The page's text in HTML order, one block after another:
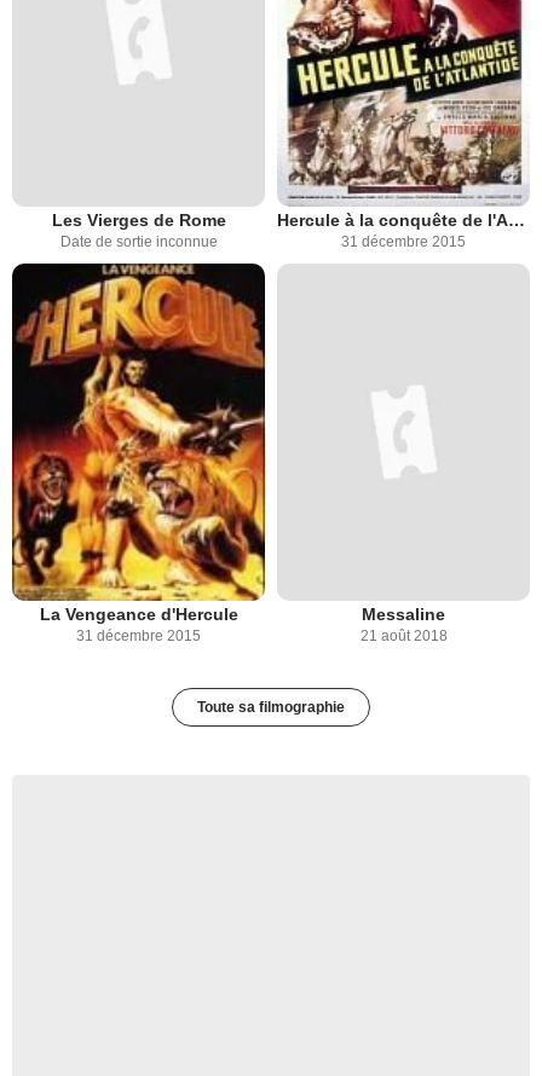
Les Vierges de Rome
Date de sortie inconnue
Hercule à la conquête de l'Atlantide
31 décembre 2015
La Vengeance d'Hercule
31 décembre 2015
Messaline
21 août 2018
Toute sa filmographie